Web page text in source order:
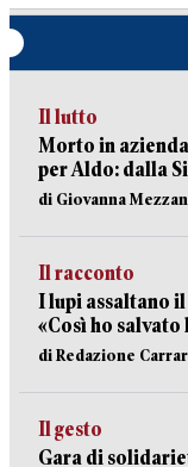
Il lutto
Morto in
per Aldo: dalla
di Giovanna
Il racconto
I lupi assaltano
«Così ho salvato
di Redazione
Il gesto
Gara di